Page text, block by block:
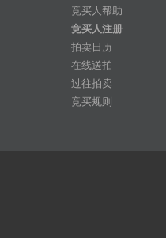
竞买人帮助
竞买人注册
拍卖日历
在线送拍
过往拍卖
竞买规则